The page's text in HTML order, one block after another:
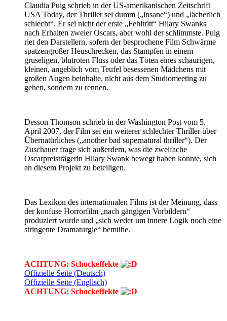
Claudia Puig schrieb in der US-amerikanischen Zeitschrift
USA Today, der Thriller sei dumm („insane“) und „lächerlich
schlecht“. Er sei nicht der erste „Fehltritt“ Hilary Swanks
nach Erhalten zweier Oscars, aber wohl der schlimmste. Puig
riet den Darstellern, sofern der besprochene Film Schwärme
spatzengroßer Heuschrecken, das Stampfen in einem
gruseligen, blutroten Fluss oder das Töten eines schaurigen,
kleinen, angeblich vom Teufel besessenen Mädchens mit
großen Augen beinhalte, nicht aus dem Studiomeeting zu
gehen, sondern zu rennen.
Desson Thomson schrieb in der Washington Post vom 5.
April 2007, der Film sei ein weiterer schlechter Thriller über
Übernatürliches („another bad supernatural thriller“). Der
Zuschauer frage sich außerdem, was die zweifache
Oscarpreisträgerin Hilary Swank bewegt haben konnte, sich
an diesem Projekt zu beteiligen.
Das Lexikon des internationalen Films ist der Meinung, dass
der konfuse Horrorfilm „nach gängigen Vorbildern“
produziert wurde und „sich weder um innere Logik noch eine
stringente Dramaturgie“ bemühe.
ACHTUNG: Schockeffekte
Offizielle Seite (Deutsch)
Offizielle Seite (Englisch)
ACHTUNG: Schockeffekte